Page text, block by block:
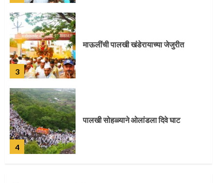
4
पालखी सोहळ्याने ओलांडला दिवे घाट
5
पुणेकरांकडून पालख्यांचे उत्साही स्वागत